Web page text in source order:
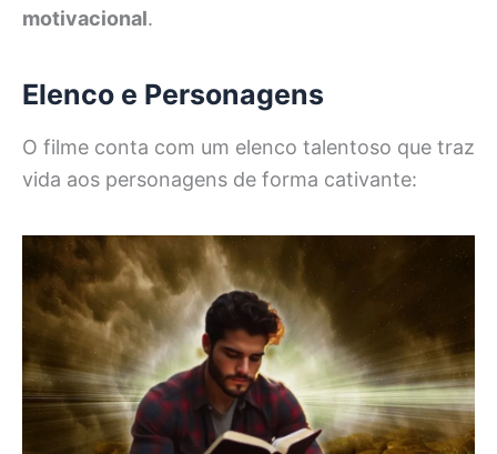
motivacional.
Elenco e Personagens
O filme conta com um elenco talentoso que traz
vida aos personagens de forma cativante: